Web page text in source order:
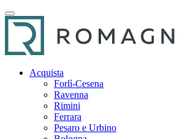
Acquista
Forlì-Cesena
Ravenna
Rimini
Ferrara
Pesaro e Urbino